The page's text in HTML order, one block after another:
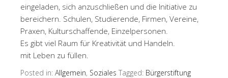
eingeladen, sich anzuschließen und die Initiative zu
bereichern. Schulen, Studierende, Firmen, Vereine,
Praxen, Kulturschaffende, Einzelpersonen.
Es gibt viel Raum für Kreativität und Handeln.
mit Leben zu füllen.
Posted in: Allgemein, Soziales Tagged: Bürgerstiftung